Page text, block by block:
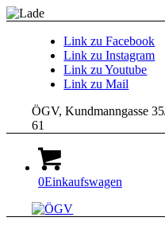
Link zu Facebook
Link zu Instagram
Link zu Youtube
Link zu Mail
ÖGV, Kundmanngasse
61
0Einkaufswagen